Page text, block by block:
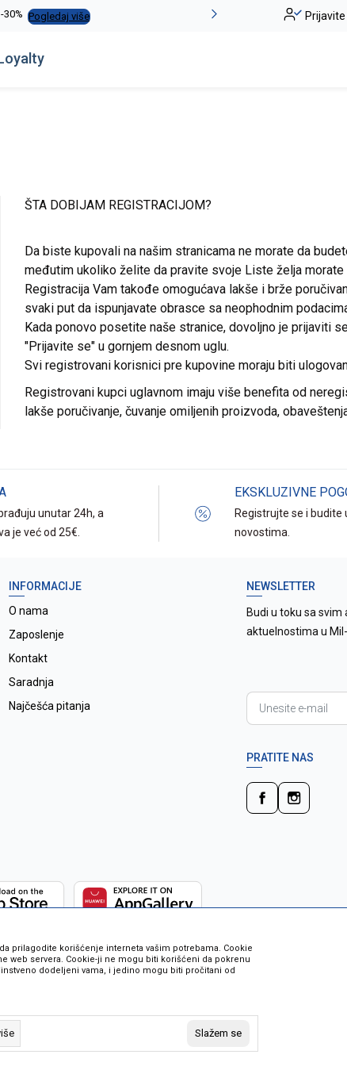
La Plage peškiri do -30% Pogledaj više Prijavite
ŠTA DOBIJAM REGISTRACIJOM?
Da biste kupovali na našim stranicama ne morate da
međutim ukoliko želite da pravite svoje Liste želja
Registracija Vam takođe omogućava lakše i brže
svaki put da ispunjavate obrasce sa neophodnim
Kada ponovo posetite naše stranice, dovoljno je prijaviti
"Prijavite se" u gornjem desnom uglu.
Svi registrovani korisnici pre kupovine moraju biti
Registrovani kupci uglavnom imaju više benefita od
lakše poručivanje, čuvanje omiljenih proizvoda,
unutar 24h, a
je već od 25€.
EKSKLUZIVNE
Registrujte se i budite
novostima.
INFORMACIJE
O nama
Zaposlenje
Kontakt
Saradnja
Najčešća pitanja
NEWSLETTER
Budi u toku sa svim
aktuelnostima u Mil-
PRATITE NAS
cijena ali ne možemo garantovati da su sve informacije kompletne i bez
u svakom trenutku. Raspoloživost robe možete provjeriti besplatnim
067259021.
NB SOFT. Sva prava zadržana.
prilagodite korišćenje interneta vašim potrebama. Cookie
web servera. Cookie-ji ne mogu biti korišćeni da pokrenu
dodeljeni vama, i jedino mogu biti pročitani od
Slažem se